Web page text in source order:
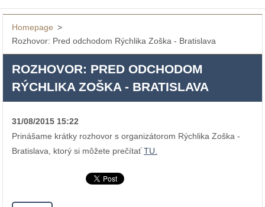
Homepage >
Rozhovor: Pred odchodom Rýchlika Zoška - Bratislava
ROZHOVOR: PRED ODCHODOM
RÝCHLIKA ZOŠKA - BRATISLAVA
31/08/2015 15:22
Prinášame krátky rozhovor s organizátorom Rýchlika Zoška -
Bratislava, ktorý si môžete prečítaťTU.